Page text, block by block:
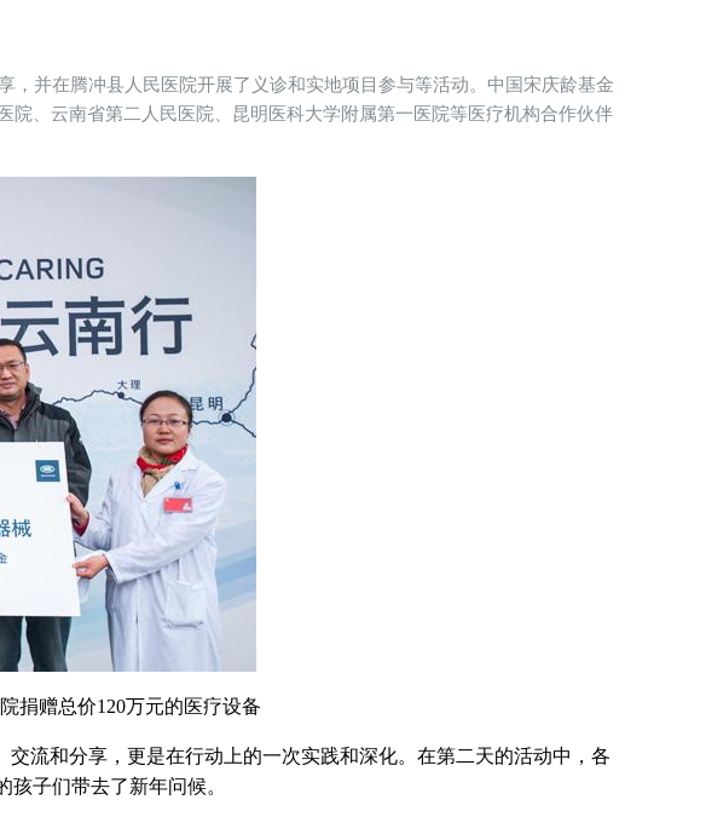
并在腾冲县人民医院开展了义诊和实地项目参与等活动。中国宋庆龄基金
、云南省第二人民医院、昆明医科大学附属第一医院等医疗机构合作伙伴
捐赠总价120万元的医疗设备
和分享，更是在行动上的一次实践和深化。在第二天的活动中，各
子们带去了新年问候。